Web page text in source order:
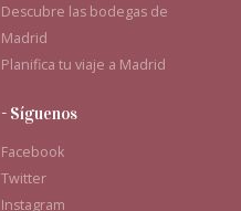
Descubre las bodegas de
Madrid
Planifica tu viaje a Madrid
- Síguenos
Facebook
Twitter
Instagram